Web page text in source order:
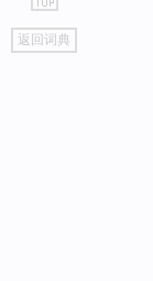
go
top
返回词典